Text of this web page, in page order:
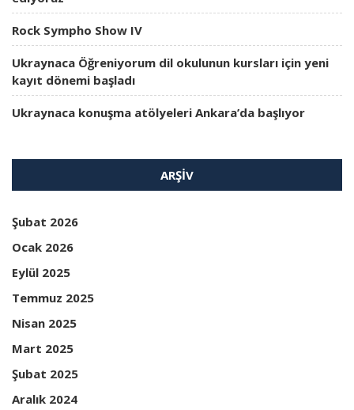
Rock Sympho Show IV
Ukraynaca Öğreniyorum dil okulunun kursları için yeni
kayıt dönemi başladı
Ukraynaca konuşma atölyeleri Ankara’da başlıyor
ARŞIV
Şubat 2026
Ocak 2026
Eylül 2025
Temmuz 2025
Nisan 2025
Mart 2025
Şubat 2025
Aralık 2024